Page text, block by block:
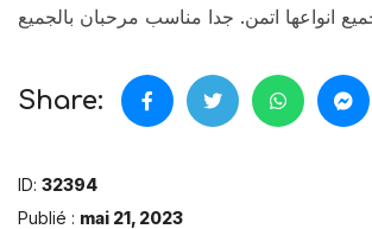
انواعها اتمن. جدا مناسب مرحبان بالجميع
Share:
ID: 32394
Publié : mai 21, 2023